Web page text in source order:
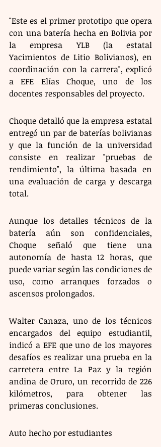
"Este es el primer prototipo que opera
con una batería hecha en Bolivia por
la empresa YLB (la estatal
Yacimientos de Litio Bolivianos), en
coordinación con la carrera", explicó
a EFE Elías Choque, uno de los
docentes responsables del proyecto.
Choque detalló que la empresa estatal
entregó un par de baterías bolivianas
y que la función de la universidad
consiste en realizar "pruebas de
rendimiento", la última basada en
una evaluación de carga y descarga
total.
Aunque los detalles técnicos de la
batería aún son confidenciales,
Choque señaló que tiene una
autonomía de hasta 12 horas, que
puede variar según las condiciones de
uso, como arranques forzados o
ascensos prolongados.
Walter Canaza, uno de los técnicos
encargados del equipo estudiantil,
indicó a EFE que uno de los mayores
desafíos es realizar una prueba en la
carretera entre La Paz y la región
andina de Oruro, un recorrido de 226
kilómetros, para obtener las
primeras conclusiones.
Auto hecho por estudiantes